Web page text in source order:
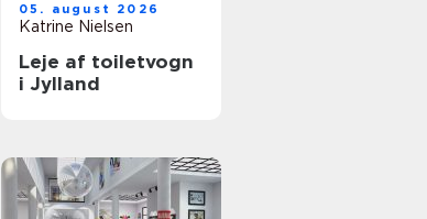
05. august 2026
Katrine Nielsen
Leje af toiletvogn
i Jylland